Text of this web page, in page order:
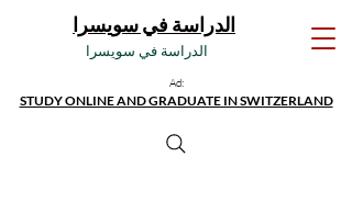
الدراسة في سويسرا
الدراسة في سويسرا
Ad:
STUDY ONLINE AND GRADUATE IN SWITZERLAND